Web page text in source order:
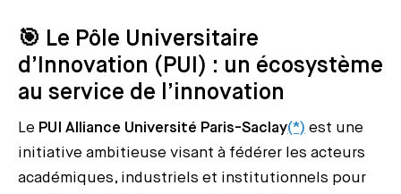
🎯 Le Pôle Universitaire
d’Innovation (PUI) : un écosystème
au service de l’innovation
Le PUI Alliance Université Paris-Saclay(*) est une
initiative ambitieuse visant à fédérer les acteurs
académiques, industriels et institutionnels pour